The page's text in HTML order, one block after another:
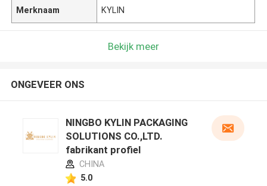
Merknaam KYLIN
Bekijk meer
ONGEVEER ONS
NINGBO KYLIN PACKAGING
SOLUTIONS CO.,LTD.
fabrikant profiel
CHINA
5.0